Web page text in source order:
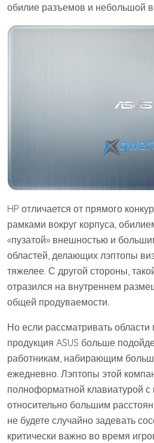
обилие разъемов и небольшой
HP отличается от прямого
рамками вокруг корпуса,
«пузатой» внешностью и
областей, делающих лэптопы
тяжелее. С другой стороны,
отразился на внутреннем
общей продуваемости.
Но если рассматривать
продукция ASUS больше
работникам, набирающим
ежедневно. Лэптопы этой
полноформатной клавиатурой
относительно большим
не будете случайно задевать
критически важно во время